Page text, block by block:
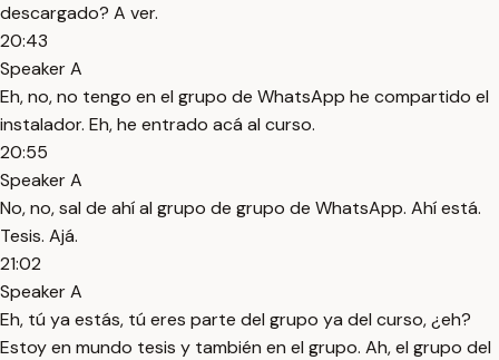
descargado? A ver.
20:43
Speaker A
Eh, no, no tengo en el grupo de WhatsApp he compartido el
instalador. Eh, he entrado acá al curso.
20:55
Speaker A
No, no, sal de ahí al grupo de grupo de WhatsApp. Ahí está.
Tesis. Ajá.
21:02
Speaker A
Eh, tú ya estás, tú eres parte del grupo ya del curso, ¿eh?
Estoy en mundo tesis y también en el grupo. Ah, el grupo del